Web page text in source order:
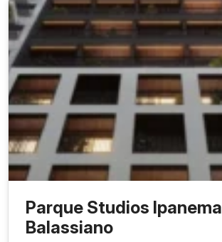
Parque Studios Ipanema
Balassiano